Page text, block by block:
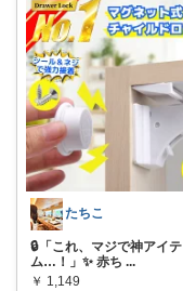
たちこ
🔒「これ、マジで神アイテ
ム…！」✨ 赤ち ...
￥ 1,149